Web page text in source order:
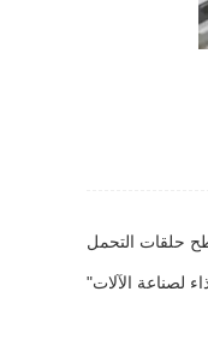
حلقات التحمل
لصناعة الآلات"